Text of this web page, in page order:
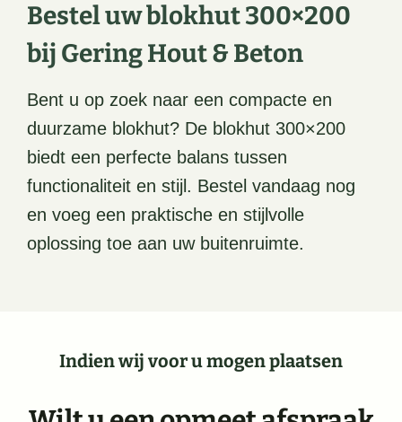
Bestel uw blokhut 300×200
bij Gering Hout & Beton
Bent u op zoek naar een compacte en
duurzame blokhut? De blokhut 300×200
biedt een perfecte balans tussen
functionaliteit en stijl. Bestel vandaag nog
en voeg een praktische en stijlvolle
oplossing toe aan uw buitenruimte.
Indien wij voor u mogen plaatsen